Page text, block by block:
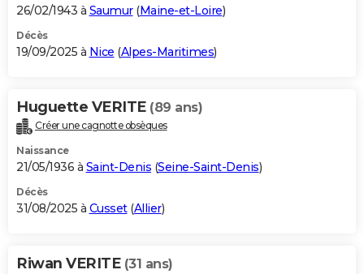
26/02/1943 à Saumur(Maine-et-Loire)
Décès
19/09/2025 à Nice (Alpes-Maritimes)
Huguette VERITE (89 ans)
Créer une cagnotte obsèques
Naissance
21/05/1936 à Saint-Denis (Seine-Saint-Denis)
Décès
31/08/2025 à Cusset(Allier)
Riwan VERITE (31 ans)